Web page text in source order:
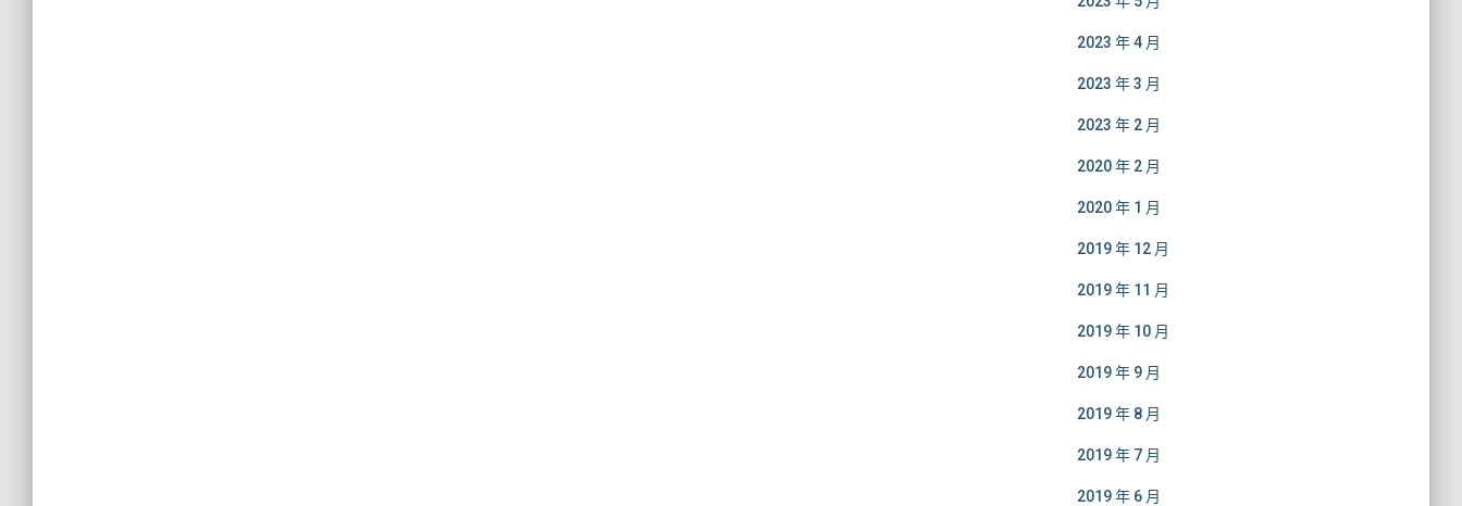
2023 年 4 月
2023 年 3 月
2023 年 2 月
2020 年 2 月
2020 年 1 月
2019 年 12 月
2019 年 11 月
2019 年 10 月
2019 年 9 月
2019 年 8 月
2019 年 7 月
2019 年 6 月